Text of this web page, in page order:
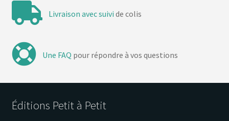
Livraison avec suivi de colis
Une FAQ pour répondre à vos questions
Éditions Petit à Petit